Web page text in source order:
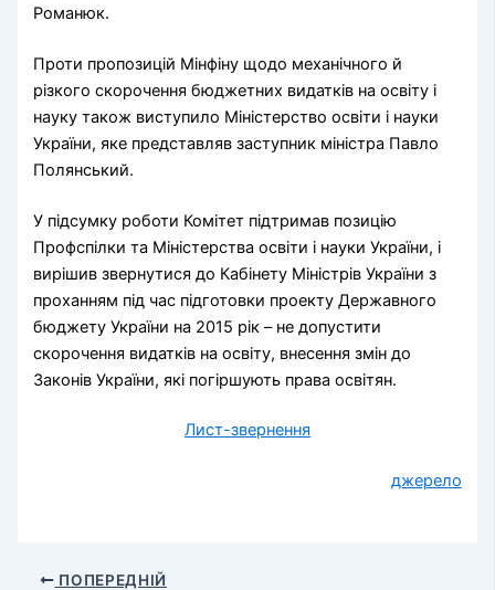
Романюк.
Проти пропозицій Мінфіну щодо механічного й
різкого скорочення бюджетних видатків на освіту і
науку також виступило Міністерство освіти і науки
України, яке представляв заступник міністра Павло
Полянський.
У підсумку роботи Комітет підтримав позицію
Профспілки та Міністерства освіти і науки України, і
вирішив звернутися до Кабінету Міністрів України з
проханням під час підготовки проекту Державного
бюджету України на 2015 рік – не допустити
скорочення видатків на освіту, внесення змін до
Законів України, які погіршують права освітян.
Лист-звернення
джерело
ПОПЕРЕДНІЙ